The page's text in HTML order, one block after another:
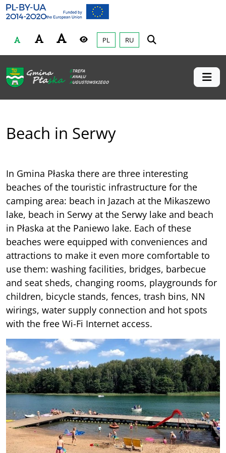
Gmina Płaska
Przejdź do głównej treśći
Czcionka Wysoki kontrast
PL RU
Beach in Serwy
In Gmina Płaska there are three interesting
beaches of the touristic infrastructure for the
camping area: beach in Jazach at the Mikaszewo
lake, beach in Serwy at the Serwy lake and beach
in Płaska at the Paniewo lake. Each of these
beaches were equipped with conveniences and
attractions to make it even more comfortable to
use them: washing facilities, bridges, barbecue
and seat sheds, changing rooms, playgrounds for
children, bicycle stands, fences, trash bins, NN
wirings, water supply connection and hot spots
with the free Wi-Fi Internet access.